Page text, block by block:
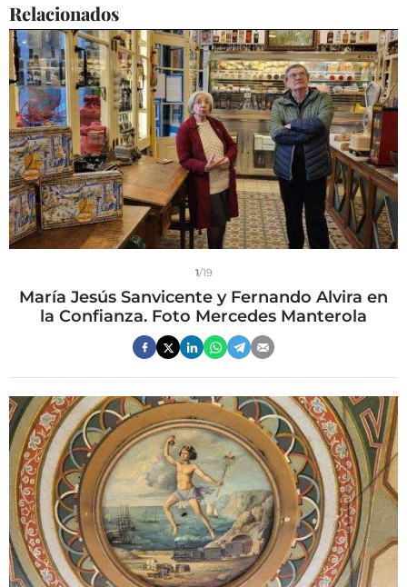
Relacionados
1/19
María Jesús Sanvicente y Fernando Alvira en
la Confianza. Foto Mercedes Manterola